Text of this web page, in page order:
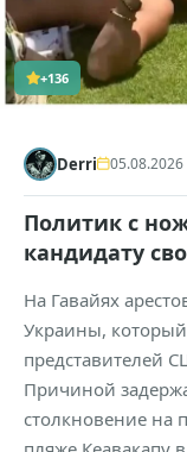
+136
Derri 05.08.2026
Политик с
кандидату
На Гавайях
Украины, который
представителей
Причиной
столкновение на